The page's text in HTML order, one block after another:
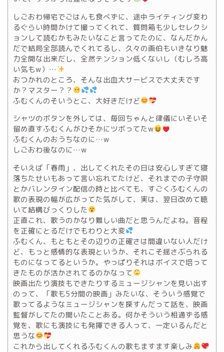
しごおわ帰宅でごはんも食べずに、途中ライティング変わ
るぐらい時間かけて撮ってくれて、質問箱も少しセレクシ
ョンして読むかもみたいなこと言ってたのに、なんだかん
だで結局全部読んでくれてるし、久々の画伯もいきなり魅
力全開な出来だし、全然テンション低くないし（むしろ高
い気もw）…
おつかれのところ、そんな出血大サービスで大丈夫です
か？マスター？？
ふむくんのそいうとこ、大好きだけど
シャツのボタンを外しては、毎回ちゃんと律儀にいそいそ
留め直すふむくんがひそかにツボってたw
ふむくんのおうちなのに…w
しごおわ後なのに…w
そいえば「春雨」、出してくれたその日は安心しすぎて寝
落ちたせいもあって言い忘れてたけど、それまでの子守唄
とかバレンタイン配信の時と比べても、すごくふむくんの
歌の表現の幅が広がってた気がして、実は、翌日改めて聴
いて結構びっくりした
正直これ、歌うのかなり難しい曲だと思うんだよね。音程
を正確にとるだけでもわりと大変
ふむくん、もともとその辺りの正確さは間違いない人だけ
ど、もっと感情的な表現というか、それこそ揺さぶられる
ものになってるというか。やっぱりそれはボイスで培って
きたものが活かされてるのかなって
映画出たり演技もできたりするミュージシャンを見い出す
のって、「歌も5分間の映画」みたいな、そういう感覚で
歌ってるようなミュージシャンを探すんだって話を、映画
監督がしてたの聞いたことある。何かそういう相通ずる感
覚を、歌にも演技にも発揮できる人って、一定いるんだと
思うな
これから出してくれるふむくんの歌もますます楽しみ